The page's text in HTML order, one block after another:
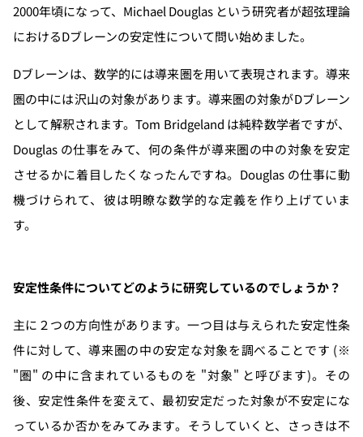
2000年頃になって、Michael Douglas という研究者が超弦理論
におけるDブレーンの安定性について問い始めました。
Dブレーンは、数学的には導来圏を用いて表現されます。導来
圏の中には沢山の対象があります。導来圏の対象がDブレーン
として解釈されます。Tom Bridgeland は純粋数学者ですが、
Douglas の仕事をみて、何の条件が導来圏の中の対象を安定
させるかに着目したくなったんですね。Douglas の仕事に動
機づけられて、彼は明瞭な数学的な定義を作り上げていま
す。
安定性条件についてどのように研究しているのでしょうか？
主に２つの方向性があります。一つ目は与えられた安定性条
件に対して、導来圏の中の安定な対象を調べることです (※
"圏" の中に含まれているものを "対象" と呼びます)。その
後、安定性条件を変えて、最初安定だった対象が不安定にな
っているか否かをみてみます。そうしていくと、さっきは不